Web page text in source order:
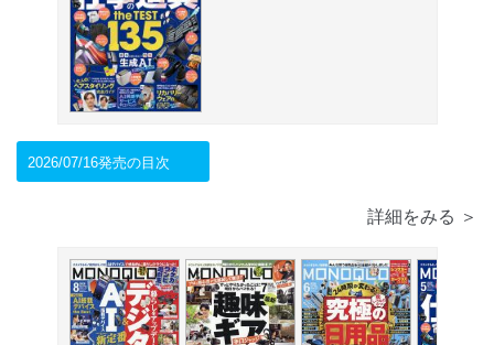
2026/07/16発売の目次
詳細をみる ＞